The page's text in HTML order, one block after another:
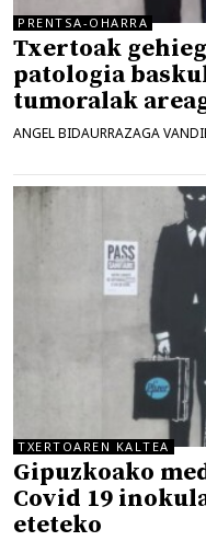
PRENTSA-OHARRA
Txertoak
patologia
tumoralak
ANGEL BIDAURRAZAGA
TXERTOAREN KALTEA
Gipuzkoako
Covid 19
eteteko